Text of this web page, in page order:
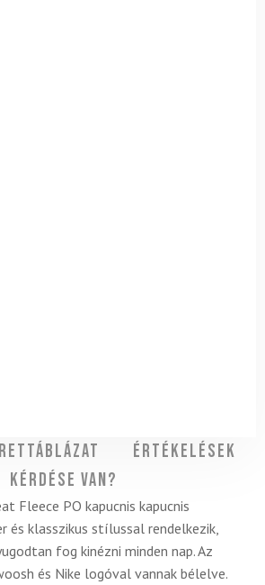
Értékelések
Kérdése van?
Fleece PO kapucnis kapucnis
és klasszikus stílussal rendelkezik,
fog kinézni minden nap. Az
és Nike logóval vannak bélelve.